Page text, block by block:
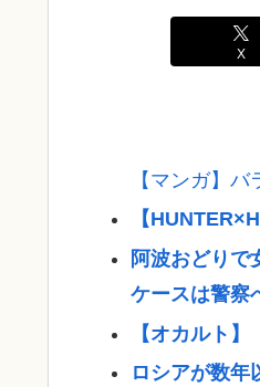
X
【マンガ】
【
阿波おどり
ケースは警察
【オカルト
ロシアが数